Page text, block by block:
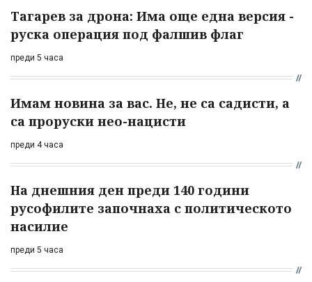
Тагарев за дрона: Има още една версия -
руска операция под фалшив флаг
преди 5 часа
Имам новина за вас. Не, не са садисти, а
са проруски нео-нацисти
преди 4 часа
На днешния ден преди 140 години
русофилите започнаха с политическото
насилие
преди 5 часа